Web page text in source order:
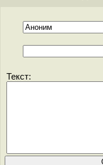
Текст: